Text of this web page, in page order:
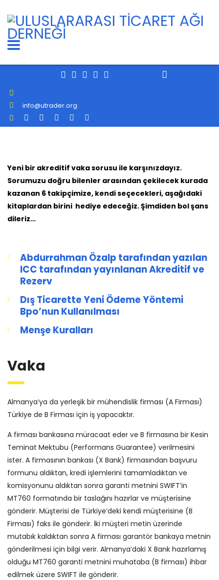
info@utrader.org
Yeni bir akreditif vaka sorusu ile karşınızdayız.
Sorumuzu doğru bilenler arasından çekilecek kurada
kazanan 6 takipçimize, kendi seçecekleri, aşağıdaki
kitaplardan birini hediye edeceğiz. Şimdiden bol şans
dileriz…
Abdurrahman Özalp tarafından yazılan
ICC tarafından yayınlanan Akreditif ve
Rezerv
Dış Ticarette Yeni Ödeme Yöntemi
Bpo’nun Kullanılması
Menşe Kuralları
Vaka
Almanya’ya da yerleşik bir mühendislik firması (A Firması)
Türkiye de B Firması için iş yapacaktır.
A firması bankasına müracaat eder ve B firmasına bir Kesin
Teminat Mektubu (Performans Guarantee) verilmesini
ister. A firmasının bankası (X Bank) firmasından başvuru
formunu aldıktan, kredi işlemlerini tamamladıktan ve
komisyonunu aldıktan sonra garanti metnini SWIFT’in
MT760 formatında bir taslağını hazırlar ve müşterisine
gönderir. Müşterisi de Türkiye’deki kendi müşterisine (B
Firması) faks ile gönderir. İki müşteri metin üzerinde
mutabık kaldıktan sonra A firması garantör bankaya metnin
gönderilmesi için bilgi verir. Almanya’daki X Bank hazırlamış
olduğu MT760 garanti metnini muhataba (B firması) ihbar
edilmek üzere SWIFT ile gönderir.